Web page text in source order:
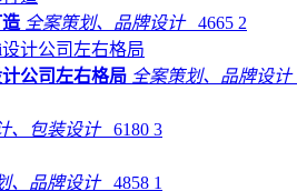
全案策划、品牌设计 4665 2
公司左右格局 全案策划、品牌设计
、包装设计 6180 3
、品牌设计 4858 1